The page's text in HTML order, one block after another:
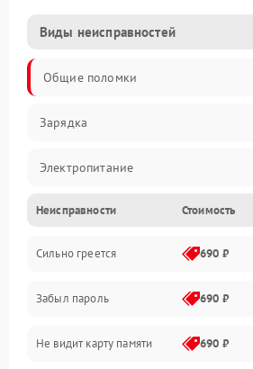
Виды неисправностей
Общие поломки
Зарядка
Электропитание
Экран и изображение
Дисплей
Экран (дисплей)
Связь
Неисправности Стоимость
Сильно греется 690 ₽
Забыл пароль 690 ₽
Не видит карту памяти 690 ₽